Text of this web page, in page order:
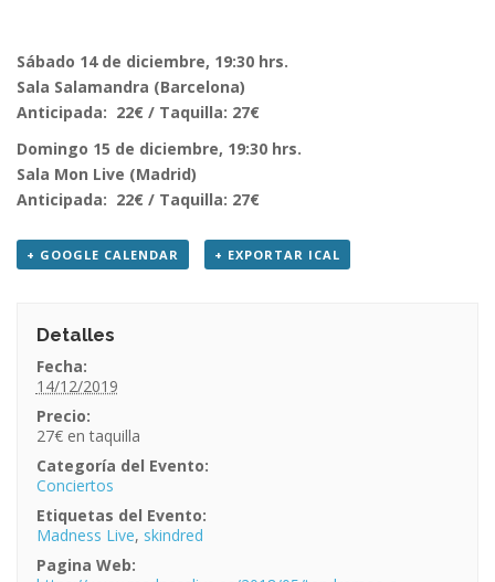
Sábado 14 de diciembre, 19:30 hrs.
Sala Salamandra (Barcelona)
Anticipada: 22€ / Taquilla: 27€
Domingo 15 de diciembre, 19:30 hrs.
Sala Mon Live (Madrid)
Anticipada: 22€ / Taquilla: 27€
+ GOOGLE CALENDAR + EXPORTAR ICAL
Detalles
Fecha:
14/12/2019
Precio:
27€
Categoría del Evento:
Conciertos
Etiquetas del Evento:
Madness Live, skindred
Pagina Web: